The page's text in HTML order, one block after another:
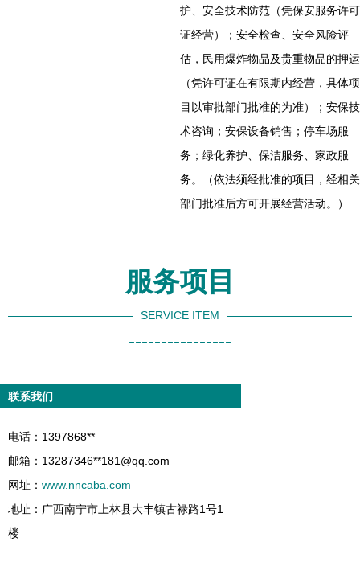
护、安全技术防范（凭保安服务许可
证经营）；安全检查、安全风险评
估，民用爆炸物品及贵重物品的押运
（凭许可证在有限期内经营，具体项
目以审批部门批准的为准）；安保技
术咨询；安保设备销售；停车场服
务；绿化养护、保洁服务、家政服
务。（依法须经批准的项目，经相关
部门批准后方可开展经营活动。）
服务项目
SERVICE ITEM
----------------
联系我们
电话：1397868**
邮箱：13287346**181@qq.com
网址： www.nncaba.com
地址：广西南宁市上林县大丰镇古禄路1号1
楼